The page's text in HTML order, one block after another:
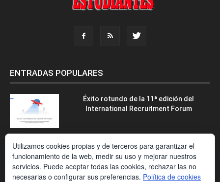
ENTRADAS POPULARES
Éxito rotundo de la 11ª edición del
International Recruitment Forum
La nueva reválida de Bachillerato: seis
asignaturas para sumar 14 puntos
Utilizamos cookies propias y de terceros para garantizar el
funcionamiento de la web, medir su uso y mejorar nuestros
servicios. Puede aceptar todas las cookies, rechazar las no
necesarias o configurar sus preferencias. Política de cookies